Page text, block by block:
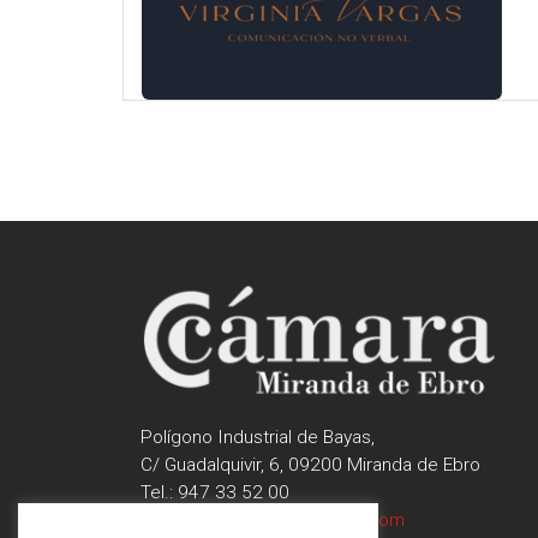
Polígono Industrial de Bayas,
C/ Guadalquivir, 6, 09200 Miranda de Ebro
Tel.: 947 33 52 00
contactar@camaramiranda.com